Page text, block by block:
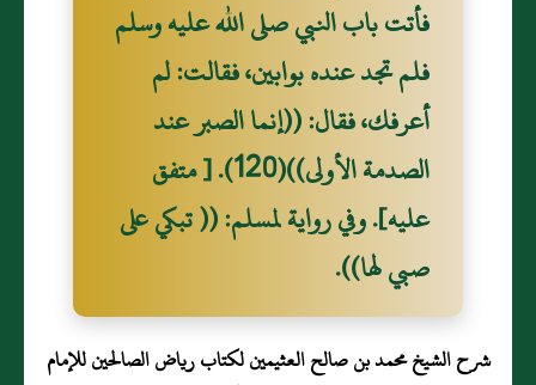
فأتت باب النبي صلى الله عليه وسلم
فلم تجد عنده بوابين، فقالت: لم
أعرفك، فقال: ((إنما الصبر عند
الصدمة الأولى))(120). [ متفق
عليه]. وفي رواية لمسلم: (( تبكي على
صبي لها)).
شرح الشيخ محمد بن صالح العثيمين لكتاب رياض الصالحين للإمام